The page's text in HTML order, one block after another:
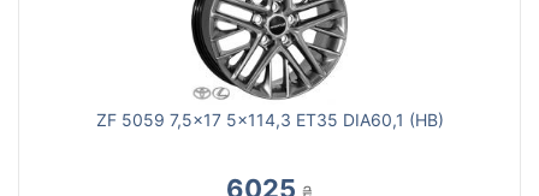
ZF 5059 7,5x17 5x114,3 ET35 DIA60,1 (HB)
6025 ₴